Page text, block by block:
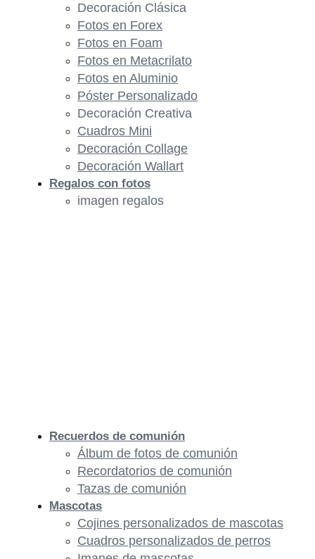
Decoración Clásica
Fotos en Forex
Fotos en Foam
Fotos en Metacrilato
Fotos en Aluminio
Póster Personalizado
Decoración Creativa
Cuadros Mini
Decoración Collage
Decoración Wallart
Regalos con fotos
imagen regalos
Recuerdos de comunión
Álbum de fotos de comunión
Recordatorios de comunión
Tazas de comunión
Mascotas
Cojines personalizados de mascotas
Cuadros personalizados de perros